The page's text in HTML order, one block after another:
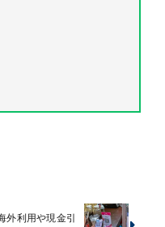
利用や現金引